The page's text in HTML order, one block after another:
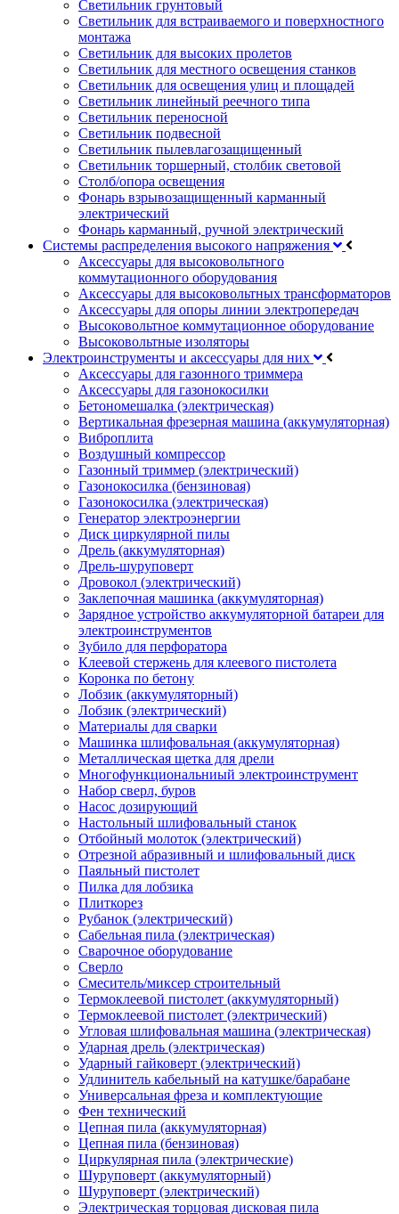
Светильник грунтовый
Светильник для встраиваемого и поверхностного
монтажа
Светильник для высоких пролетов
Светильник для местного освещения станков
Светильник для освещения улиц и площадей
Светильник линейный реечного типа
Светильник переносной
Светильник подвесной
Светильник пылевлагозащищенный
Светильник торшерный, столбик световой
Столб/опора освещения
Фонарь взрывозащищенный карманный
электрический
Фонарь карманный, ручной электрический
Системы распределения высокого напряжения
Аксессуары для высоковольтного
коммутационного оборудования
Аксессуары для высоковольтных трансформаторов
Аксессуары для опоры линии электропередач
Высоковольтное коммутационное оборудование
Высоковольтные изоляторы
Электроинструменты и аксессуары для них
Аксессуары для газонного триммера
Аксессуары для газонокосилки
Бетономешалка (электрическая)
Вертикальная фрезерная машина (аккумуляторная)
Виброплита
Воздушный компрессор
Газонный триммер (электрический)
Газонокосилка (бензиновая)
Газонокосилка (электрическая)
Генератор электроэнергии
Диск циркулярной пилы
Дрель (аккумуляторная)
Дрель-шуруповерт
Дровокол (электрический)
Заклепочная машинка (аккумуляторная)
Зарядное устройство аккумуляторной батареи для
электроинструментов
Зубило для перфоратора
Клеевой стержень для клеевого пистолета
Коронка по бетону
Лобзик (аккумуляторный)
Лобзик (электрический)
Материалы для сварки
Машинка шлифовальная (аккумуляторная)
Металлическая щетка для дрели
Многофункциональниый электроинструмент
Набор сверл, буров
Насос дозирующий
Настольный шлифовальный станок
Отбойный молоток (электрический)
Отрезной абразивный и шлифовальный диск
Паяльный пистолет
Пилка для лобзика
Плиткорез
Рубанок (электрический)
Сабельная пила (электрическая)
Сварочное оборудование
Сверло
Смеситель/миксер строительный
Термоклеевой пистолет (аккумуляторный)
Термоклеевой пистолет (электрический)
Угловая шлифовальная машина (электрическая)
Ударная дрель (электрическая)
Ударный гайковерт (электрический)
Удлинитель кабельный на катушке/барабане
Универсальная фреза и комплектующие
Фен технический
Цепная пила (аккумуляторная)
Цепная пила (бензиновая)
Циркулярная пила (электрические)
Шуруповерт (аккумуляторный)
Шуруповерт (электрический)
Электрическая торцовая дисковая пила